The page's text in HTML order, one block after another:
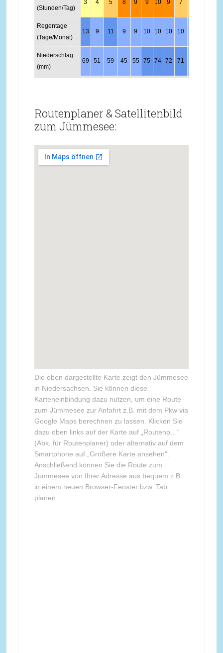
(Stunden/Tag)
3 4 5 8 9 9 10 9 7
Regentage
(Tage/Monat)
13 9 11 9 9 10 10 10 10
Niederschlag
(mm)
69 51 59 45 55 75 74 72 71
Routenplaner & Satellitenbild
zum Jümmesee:
Die oben dargestellte Karte zeigt den Jümmesee
in Niedersachsen. Sie können diese
Karteneinbindung dazu nutzen, um eine Route
zum Jümmesee zur Anfahrt z.B. mit dem Pkw via
Google Maps berechnen zu lassen. Klicken Sie
dazu oben links auf der Karte auf „Routenp…“
(Abk. für Routenplaner) oder alternativ auf dem
Smartphone auf „Größere Karte ansehen“.
Anschließend können Sie die Route zum
Jümmesee von Ihrer Adresse aus bequem z.B.
in einem neuen Browser-Fenster bzw. Tab
planen.